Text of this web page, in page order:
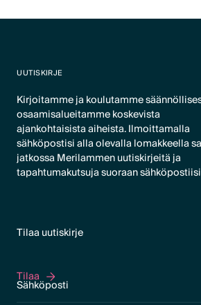
UUTISKIRJE
Kirjoitamme ja koulutamme
osaamisalueitamme koskevista
ajankohtaisista aiheista. Ilmoittamalla
sähköpostisi alla olevalla lomakkeella
jatkossa Merilammen uutiskirjeitä ja
tapahtumakutsuja suoraan
Tilaa uutiskirje
Tilaa
Tilaa